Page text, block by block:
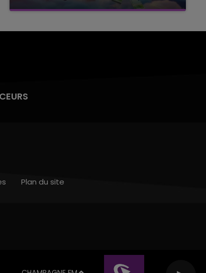
avec La Famille Champagne FM, à 8H10
Plan du site